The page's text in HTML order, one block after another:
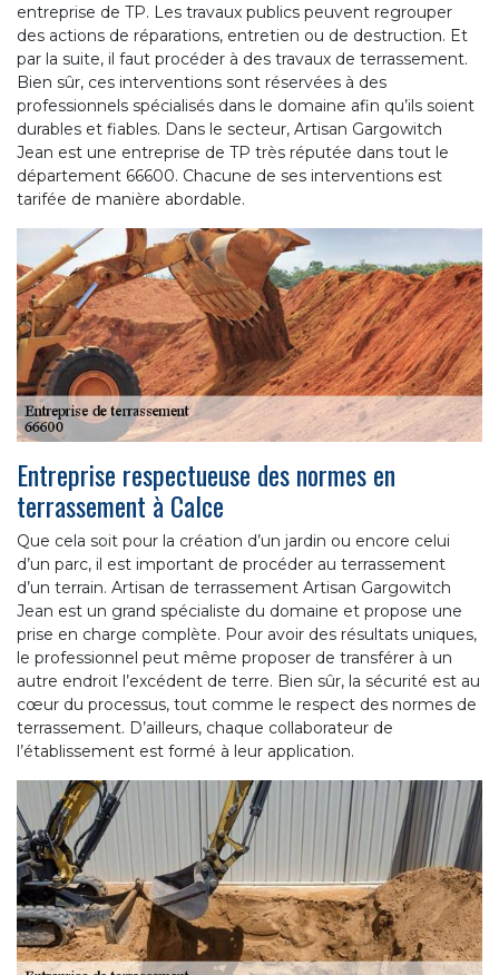
entreprise de TP. Les travaux publics peuvent regrouper
des actions de réparations, entretien ou de destruction. Et
par la suite, il faut procéder à des travaux de terrassement.
Bien sûr, ces interventions sont réservées à des
professionnels spécialisés dans le domaine afin qu’ils soient
durables et fiables. Dans le secteur, Artisan Gargowitch
Jean est une entreprise de TP très réputée dans tout le
département 66600. Chacune de ses interventions est
tarifée de manière abordable.
Entreprise respectueuse des normes en
terrassement à Calce
Que cela soit pour la création d’un jardin ou encore celui
d’un parc, il est important de procéder au terrassement
d’un terrain. Artisan de terrassement Artisan Gargowitch
Jean est un grand spécialiste du domaine et propose une
prise en charge complète. Pour avoir des résultats uniques,
le professionnel peut même proposer de transférer à un
autre endroit l’excédent de terre. Bien sûr, la sécurité est au
cœur du processus, tout comme le respect des normes de
terrassement. D’ailleurs, chaque collaborateur de
l’établissement est formé à leur application.